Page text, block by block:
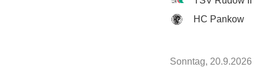
HC Pankow
Sonntag, 20.9.2026